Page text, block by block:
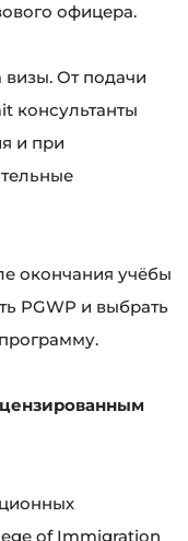
офицера.
От подачи
консультанты
и при
окончания учёбы
PGWP и выбрать
of Immigration